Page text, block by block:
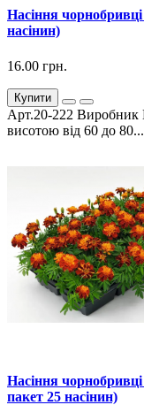
Насіння
насінин)
16.00 грн.
Купити
Арт.20-222 Виробник
висотою від 60 до 80...
Насіння
пакет 25 насінин)